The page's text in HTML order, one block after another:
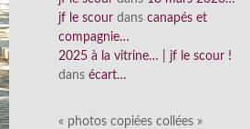
jf le scour dans canapés et
compagnie…
2025 à la vitrine… | jf le scour !
dans écart…
« photos copiées collées »